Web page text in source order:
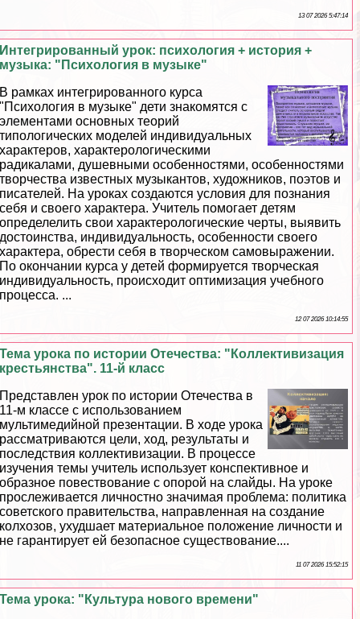
13 07 2026 5:47:14
Интегрированный урок: психология + история +
музыка: "Психология в музыке"
В рамках интегрированного курса
"Психология в музыке" дети знакомятся с
элементами основных теорий
типологических моделей индивидуальных
хаpaктеров, хаpaктерологическими
радикалами, душевными особенностями, особенностями
творчества известных музыкантов, художников, поэтов и
писателей. На уроках создаются условия для познания
себя и своего хаpaктера. Учитель помогает детям
определелить свои хаpaктерологические черты, выявить
достоинства, индивидуальность, особенности своего
хаpaктера, обрести себя в творческом самовыражении.
По окончании курса у детей формируется творческая
индивидуальность, происходит оптимизация учебного
процесса. ...
12 07 2026 10:14:55
Тема урока по истории Отечества: "Коллективизация
крестьянства". 11-й класс
Представлен урок по истории Отечества в
11-м классе с использованием
мультимедийной презентации. В ходе урока
рассматриваются цели, ход, результаты и
последствия коллективизации. В процессе
изучения темы учитель использует конспективное и
образное повествование с опорой на слайды. На уроке
прослеживается личностно значимая проблема: политика
советского правительства, направленная на создание
колхозов, ухудшает материальное положение личности и
не гарантирует ей безопасное существование....
11 07 2026 15:52:15
Тема урока: "Культура нового времени"